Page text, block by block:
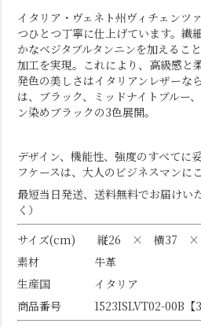
イタリア・ヴェネト州ヴィチェンツ
つひとつ丁寧に仕上げています。繊
かなベジタブルタンニンを加えるこ
加工を実現。これにより、高級感と
発色の美しさはイタリアンレザーな
は、ブラック、ミッドナイトブルー
ン染めブラックの3色展開。
デザイン、機能性、強度のすべてに
フケースは、大人のビジネスマンに
最短当日発送、送料無料でお届けい
く）
サイズ(cm) 縦26 × 横37 ×
素材 牛革
生産国 イタリア
商品番号 1523ISLVT02-00B【3